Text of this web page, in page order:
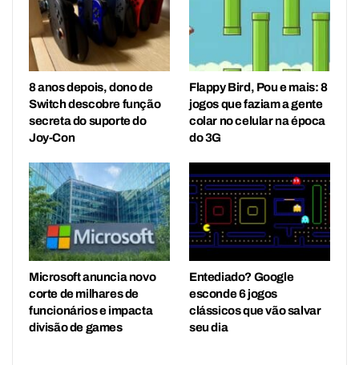
8 anos depois, dono de
Switch descobre função
secreta do suporte do
Joy-Con
Flappy Bird, Pou e mais: 8
jogos que faziam a gente
colar no celular na época
do 3G
Microsoft anuncia novo
corte de milhares de
funcionários e impacta
divisão de games
Entediado? Google
esconde 6 jogos
clássicos que vão salvar
seu dia